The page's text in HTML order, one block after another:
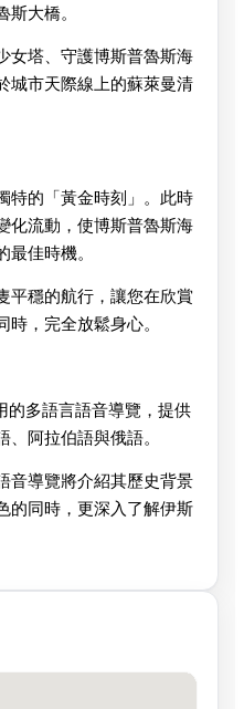
大橋。
女塔、守護博斯普魯斯海
城市天際線上的蘇萊曼清
特的「黃金時刻」。此時
化流動，使博斯普魯斯海
佳時機。
平穩的航行，讓您在欣賞
，完全放鬆身心。
的多語言語音導覽，提供
阿拉伯語與俄語。
音導覽將介紹其歷史背景
的同時，更深入了解伊斯